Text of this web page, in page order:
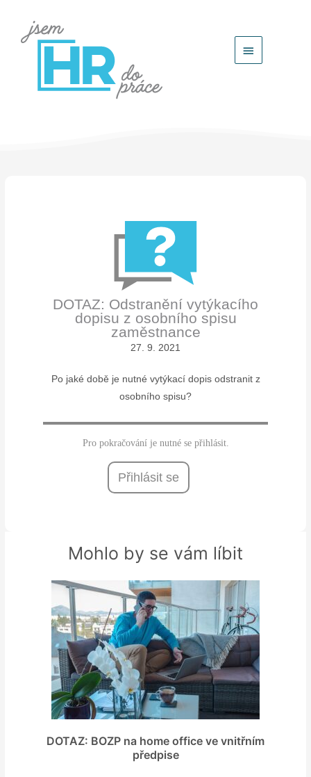
Hlavní
DOTAZ: Odstranění vytýkacího
dopisu z osobního spisu
zaměstnance
27. 9. 2021
Po jaké době je nutné vytýkací dopis odstranit z
osobního spisu?
Pro pokračování je nutné se přihlásit.
Přihlásit se
Mohlo by se vám líbit
DOTAZ: BOZP na home office ve vnitřním
předpise